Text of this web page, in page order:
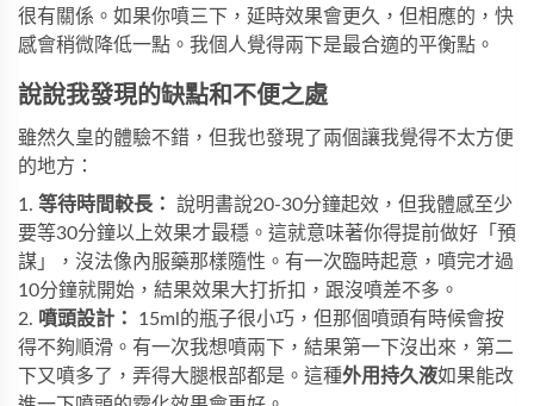
很有關係。如果你噴三下，延時效果會更久，但相應的，快
感會稍微降低一點。我個人覺得兩下是最合適的平衡點。
說說我發現的缺點和不便之處
雖然久皇的體驗不錯，但我也發現了兩個讓我覺得不太方便
的地方：
1. 等待時間較長：
說明書說20-30分鐘起效，但我體感至少
要等30分鐘以上效果才最穩。這就意味著你得提前做好「預
謀」，沒法像內服藥那樣隨性。有一次臨時起意，噴完才過
10分鐘就開始，結果效果大打折扣，跟沒噴差不多。
2. 噴頭設計：
15ml的瓶子很小巧，但那個噴頭有時候會按
得不夠順滑。有一次我想噴兩下，結果第一下沒出來，第二
下又噴多了，弄得大腿根部都是。這種外用持久液如果能改